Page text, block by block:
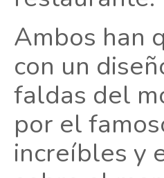
Ambos han
con un
faldas del
por el
increíbles y